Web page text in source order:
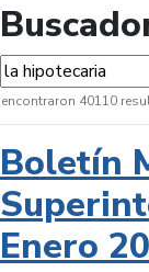
encontraron 40110
Boletín
Enero